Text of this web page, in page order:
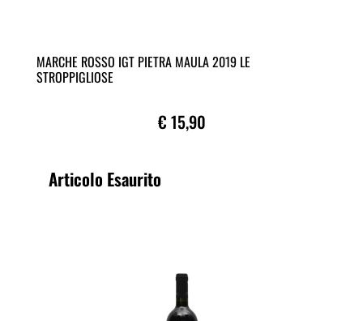
MARCHE ROSSO IGT PIETRA MAULA 2019 LE
STROPPIGLIOSE
€ 15,90
Articolo Esaurito